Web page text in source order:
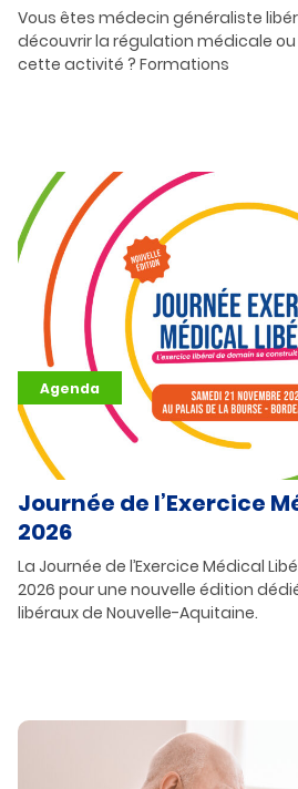
Vous êtes médecin généraliste
découvrir la régulation médicale
cette activité ? Formations
Journée de l’Exercice
2026
La Journée de l’Exercice Médical
2026 pour une nouvelle édition
libéraux de Nouvelle-Aquitaine.
Agenda